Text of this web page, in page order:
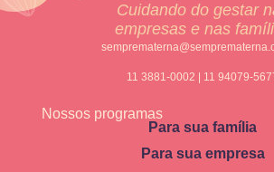
Cuidando do gestar
empresas e nas
11 3881-0002 | 11 94079-
Nossos programas
Para sua família
Para sua empresa